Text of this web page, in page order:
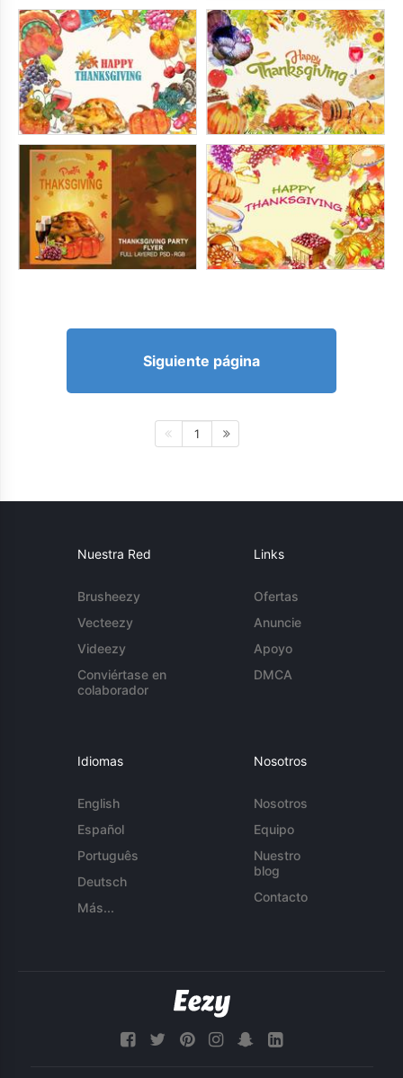
Siguiente página
1
Nuestra Red
Brusheezy
Vecteezy
Videezy
Conviértase en
colaborador
Links
Ofertas
Anuncie
Apoyo
DMCA
Idiomas
English
Español
Português
Deutsch
Más...
Nosotros
Nosotros
Equipo
Nuestro
blog
Contacto